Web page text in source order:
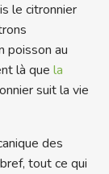
le citronnier
poisson au
là que la
suit la vie
des
tout ce qui